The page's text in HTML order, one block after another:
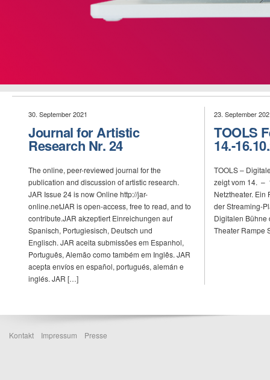
30. September 2021
Journal for Artistic
Research Nr. 24
The online, peer-reviewed journal for the
publication and discussion of artistic research.
JAR Issue 24 is now Online http://jar-
online.netJAR is open-access, free to read, and to
contribute.JAR akzeptiert Einreichungen auf
Spanisch, Portugiesisch, Deutsch und
Englisch. JAR aceita submissões em Espanhol,
Português, Alemão como também em Inglês. JAR
acepta envíos en español, portugués, alemán e
inglés. JAR […]
23. September
TOOLS
14.-
TOOLS –
zeigt vom 14. –
Netztheater. Ein
der Streaming-
Digitalen Bühne
Theater Rampe
Kontakt Impressum Presse